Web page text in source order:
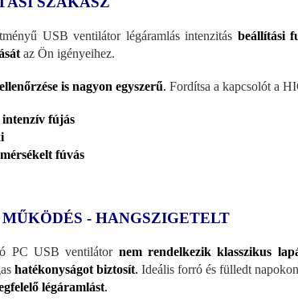
USB ventilátor légáramlás intenzitás beállítási
az Ön igényeihez.
is nagyon egyszerű. Fordítsa a kapcsolót a
fújás
fúvás
MŰKÖDÉS - HANGSZIGETELT
PC USB ventilátor nem rendelkezik klasszikus
hatékonyságot biztosít. Ideális forró és fülledt
légáramlást.